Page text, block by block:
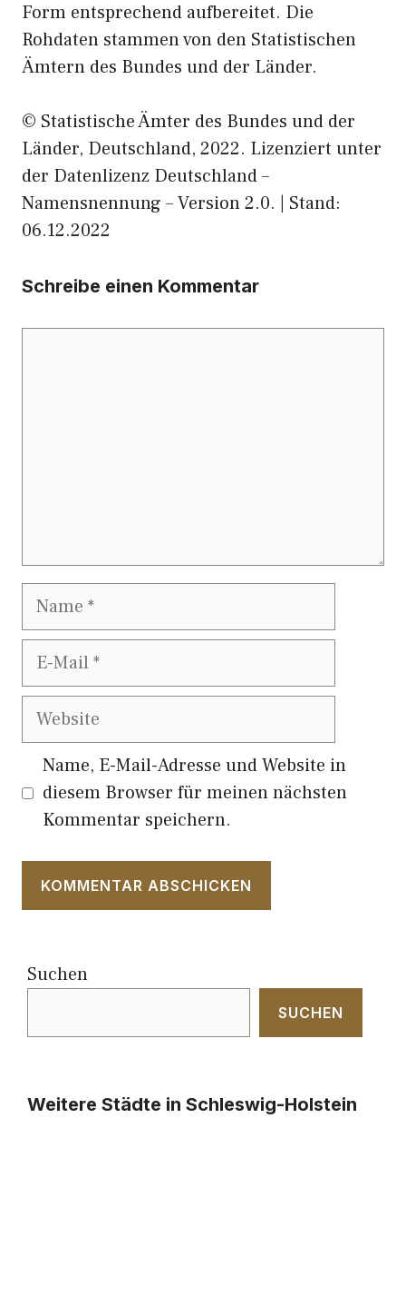
Form entsprechend aufbereitet. Die
Rohdaten stammen von den Statistischen
Ämtern des Bundes und der Länder.
© Statistische Ämter des Bundes und der
Länder, Deutschland, 2022. Lizenziert unter
der Datenlizenz Deutschland –
Namensnennung – Version 2.0. | Stand:
06.12.2022
Schreibe einen Kommentar
Name
E-
Website
Name, E-Mail-Adresse und Website in
diesem Browser für meinen nächsten
Kommentar speichern.
Suchen
SUCHEN
Weitere Städte in Schleswig-Holstein